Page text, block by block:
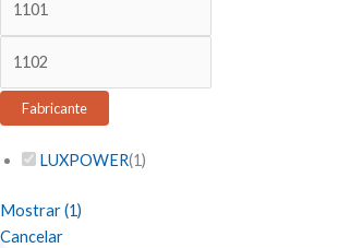
Fabricante
LUXPOWER(1)
Mostrar(1)
Cancelar